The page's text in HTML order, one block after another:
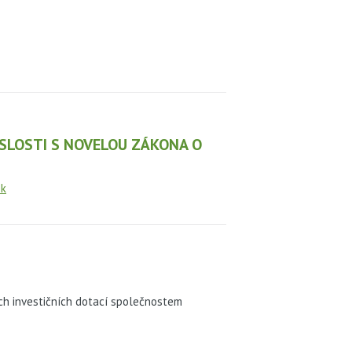
S NOVELOU ZÁKONA O
investičních dotací společnostem